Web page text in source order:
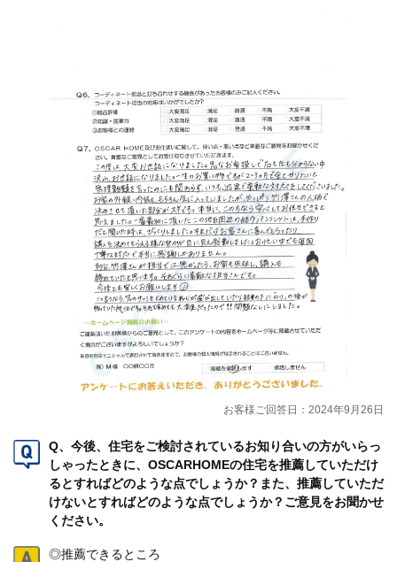
お客様ご回答日：2024年9月26日
Q、今後、住宅をご検討されているお知り合いの方がいらっ
しゃったときに、OSCARHOMEの住宅を推薦していただけ
るとすればどのような点でしょうか？また、推薦していただ
けないとすればどのような点でしょうか？ご意見をお聞かせ
ください。
◎推薦できるところ